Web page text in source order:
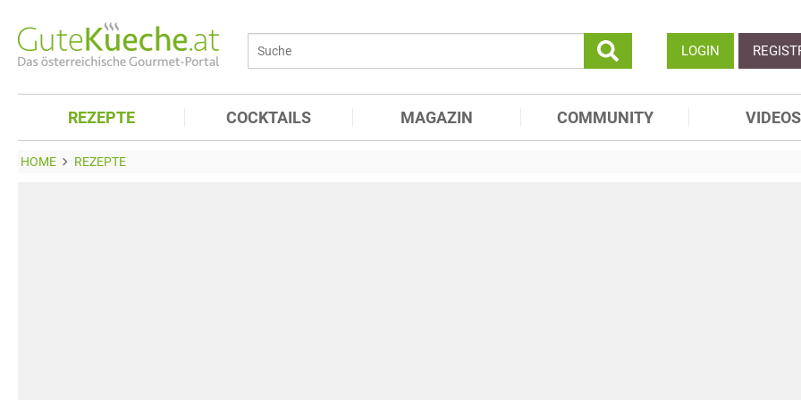
LOGIN
REZEPTE COCKTAILS MAGAZIN COMMUNITY VIDEOS
HOME REZEPTE